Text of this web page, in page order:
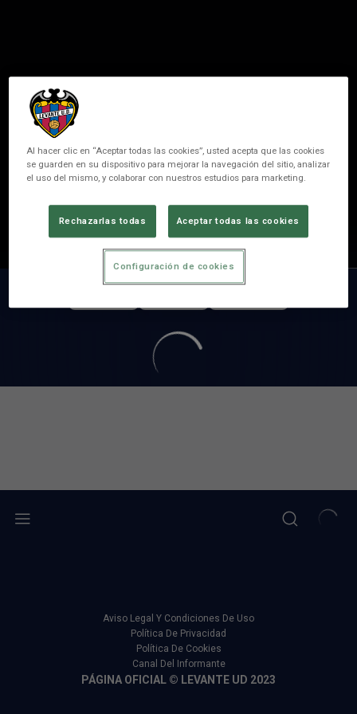
HODEL
POSICIÓN
PARTIDOS
0
GOLES
0
ASISTENCIAS
0
Aviso Legal Y Condiciones De Uso
Política De Privacidad
Política De Cookies
Canal Del Informante
PÁGINA OFICIAL © LEVANTE UD 2023
Al hacer clic en “Aceptar todas las cookies”, usted acepta que las cookies
se guarden en su dispositivo para mejorar la navegación del sitio, analizar
el uso del mismo, y colaborar con nuestros estudios para marketing.
Rechazarlas todas Aceptar todas las cookies
Configuración de cookies